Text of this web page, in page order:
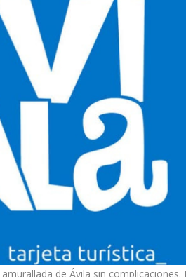
de Ávila sin complicaciones.